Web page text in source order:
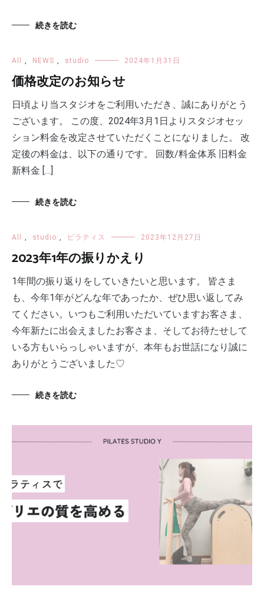
続きを読む
All , NEWS , studio 2024年1月31日
価格改定のお知らせ
日頃より当スタジオをご利用いただき、誠にありがとう
ございます。 この度、2024年3月1日よりスタジオセッ
ション料金を改定させていただくことになりました。 改
定後の料金は、以下の通りです。 回数/料金体系 旧料金
新料金 […]
続きを読む
All , studio , ピラティス 2023年12月27日
2023年1年の振りかえり
1年間の振り返りをしていきたいと思います。 皆さま
も、今年1年がどんな年であったか、ぜひ思い返してみ
てください。いつもご利用いただいていますお客さま、
今年新たに出会えましたお客さま、そしてお待たせして
いる方もいらっしゃいますが、本年もお世話になり誠に
ありがとうございました♡
続きを読む